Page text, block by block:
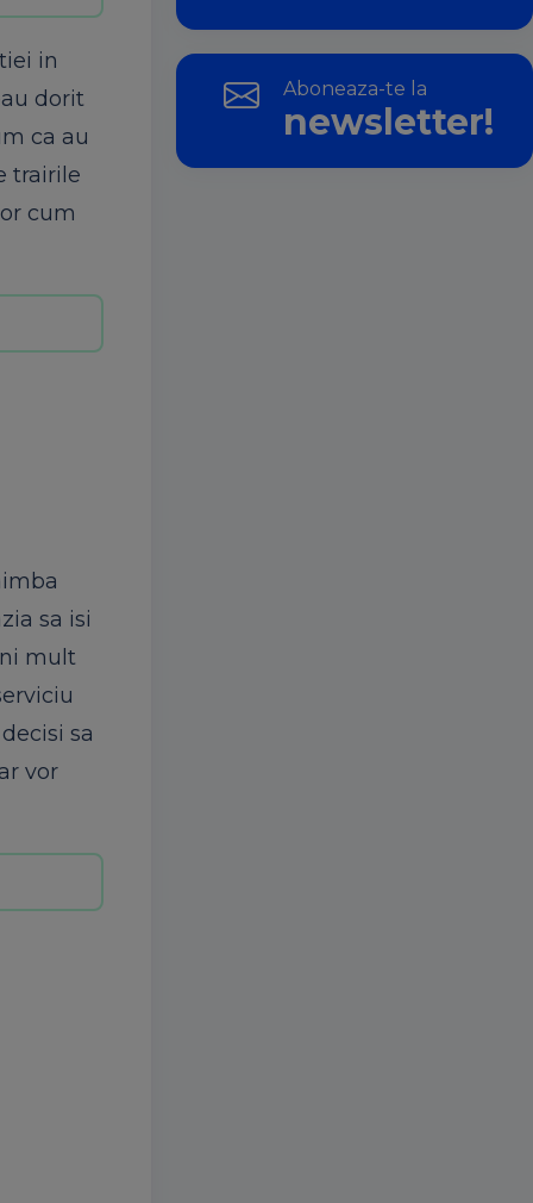
in
dorit
ca au
trairile
cum
sa isi
mult
sa
vor
Aboneaza-te la
newsletter!